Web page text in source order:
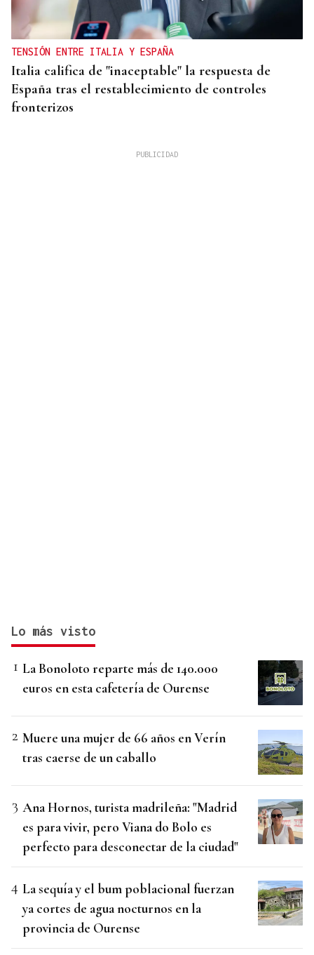
TENSIÓN ENTRE ITALIA Y ESPAÑA
Italia califica de "inaceptable" la respuesta de
España tras el restablecimiento de controles
fronterizos
Lo más visto
La Bonoloto reparte más de 140.000
euros en esta cafetería de Ourense
Muere una mujer de 66 años en Verín
tras caerse de un caballo
Ana Hornos, turista madrileña: "Madrid
es para vivir, pero Viana do Bolo es
perfecto para desconectar de la ciudad"
La sequía y el bum poblacional fuerzan
ya cortes de agua nocturnos en la
provincia de Ourense